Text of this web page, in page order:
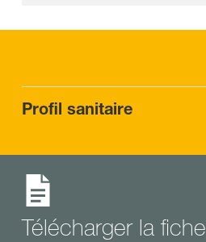
Profil sanitaire
Télécharger la